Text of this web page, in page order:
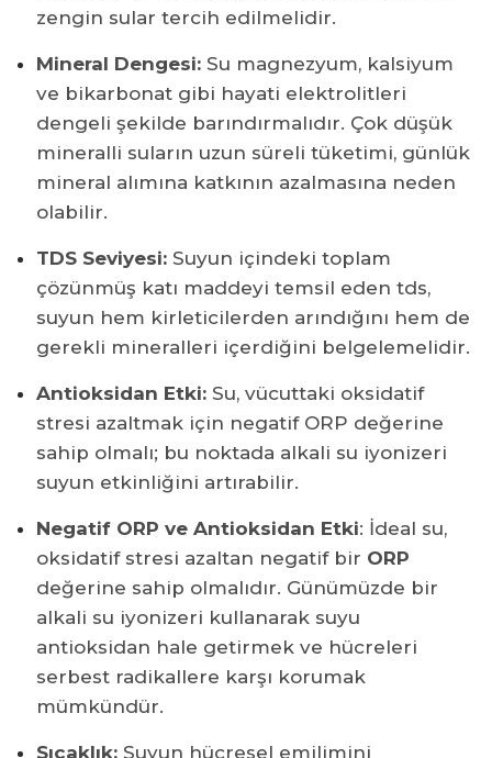
zengin sular tercih edilmelidir.
Mineral Dengesi: Su magnezyum, kalsiyum
ve bikarbonat gibi hayati elektrolitleri
dengeli şekilde barındırmalıdır. Çok düşük
mineralli suların uzun süreli tüketimi, günlük
mineral alımına katkının azalmasına neden
olabilir.
TDS Seviyesi: Suyun içindeki toplam
çözünmüş katı maddeyi temsil eden tds,
suyun hem kirleticilerden arındığını hem de
gerekli mineralleri içerdiğini belgelemelidir.
Antioksidan Etki: Su, vücuttaki oksidatif
stresi azaltmak için negatif ORP değerine
sahip olmalı; bu noktada alkali su iyonizeri
suyun etkinliğini artırabilir.
Negatif ORP ve Antioksidan Etki: İdeal su,
oksidatif stresi azaltan negatif bir ORP
değerine sahip olmalıdır. Günümüzde bir
alkali su iyonizeri kullanarak suyu
antioksidan hale getirmek ve hücreleri
serbest radikallere karşı korumak
mümkündür.
Sıcaklık: Suyun hücresel emilimini